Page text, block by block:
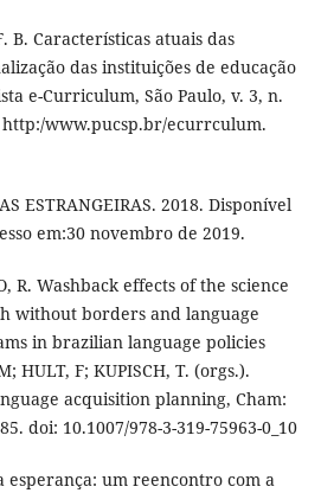
B. Características atuais das
das instituições de educação
e-Curriculum, São Paulo, v. 3, n.
http:/www.pucsp.br/ecurrculum.
ESTRANGEIRAS. 2018. Disponível
em:30 novembro de 2019.
R. Washback effects of the science
without borders and language
in brazilian language policies
HULT, F; KUPISCH, T. (orgs.).
acquisition planning, Cham:
doi: 10.1007/978-3-319-75963-0_10
esperança: um reencontro com a